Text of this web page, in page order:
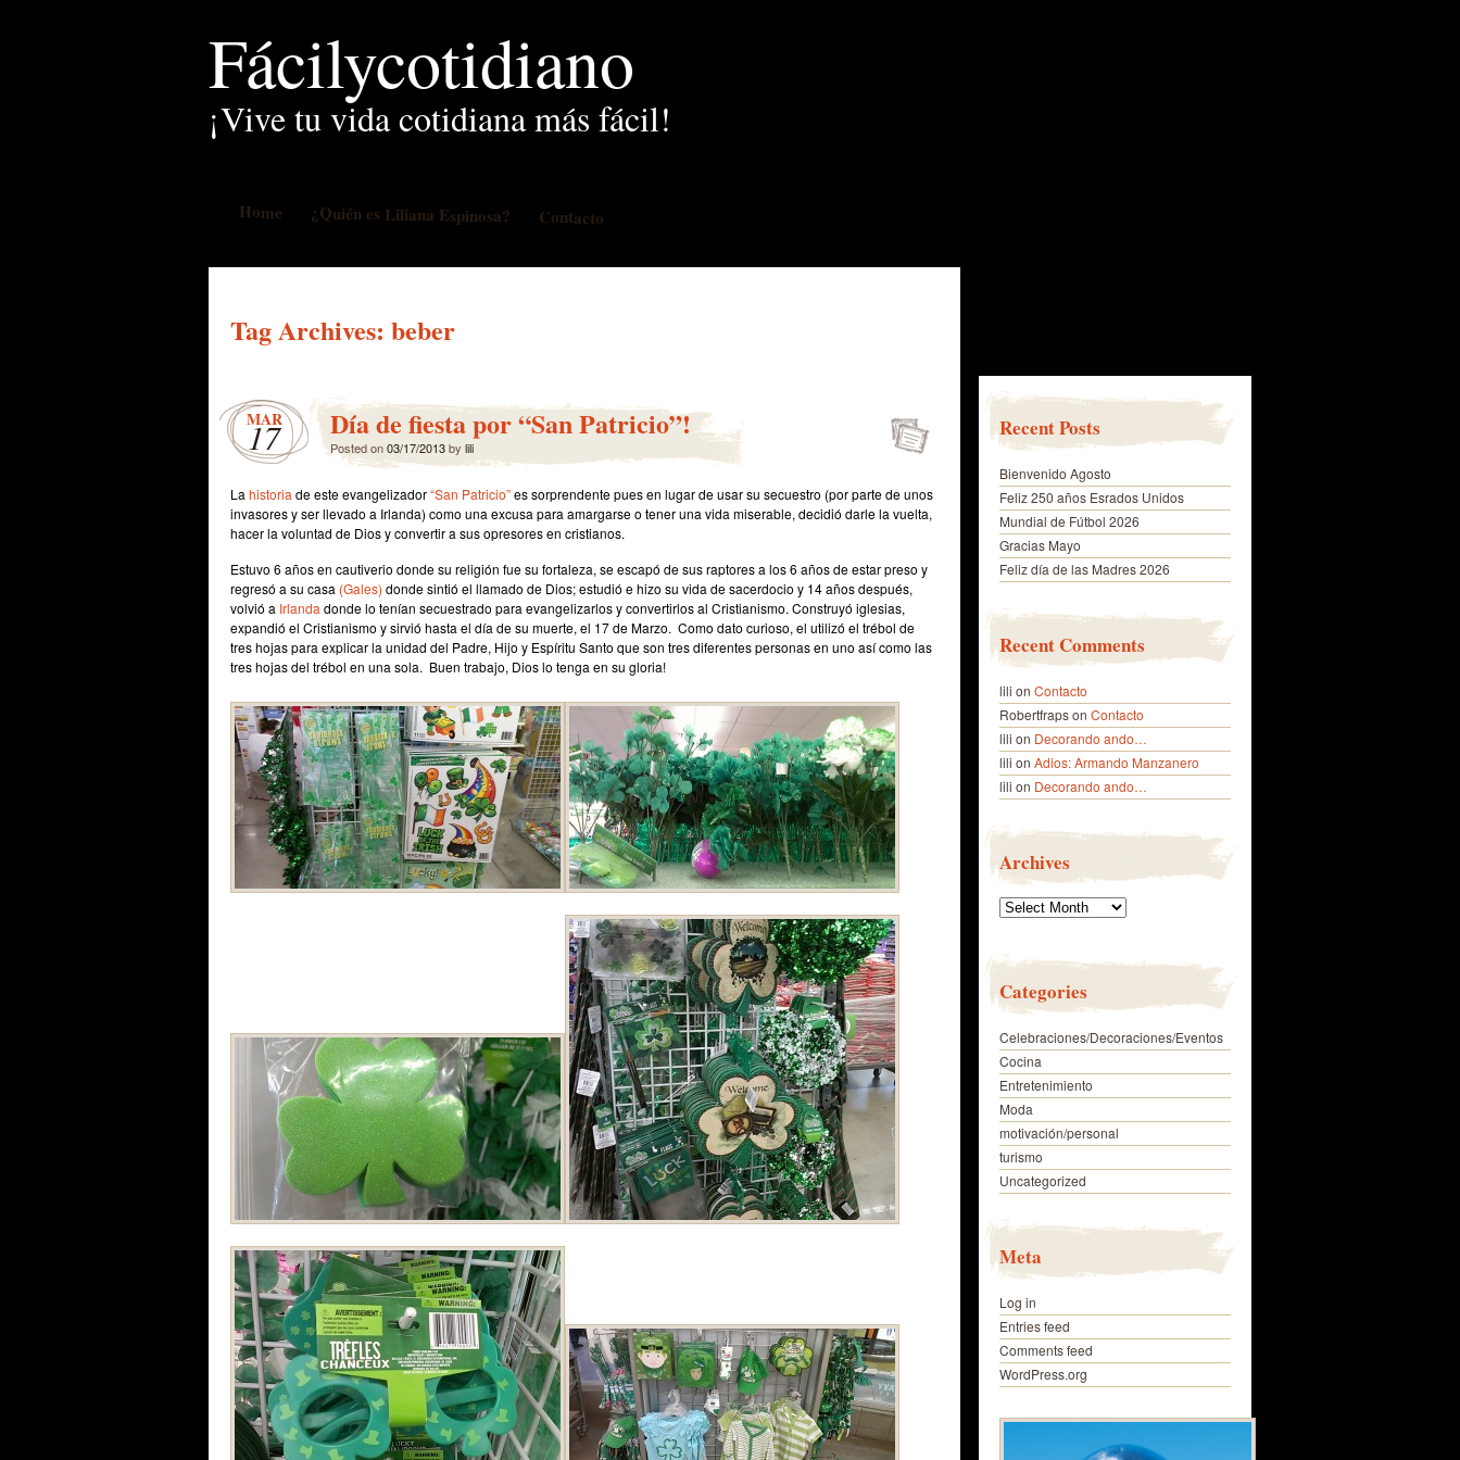
Fácilycotidiano
¡Vive tu vida cotidiana más fácil!
Home ¿Quién es Liliana Espinosa? Contacto
Tag Archives: beber
MAR
17 Día de fiesta por “San Patricio”!
Posted on03/17/2013by lili
La historia de este evangelizador“San Patricio”es sorprendente pues en lugar de usar su secuestro (por parte de unos
invasores y ser llevado a Irlanda) como una excusa para amargarse o tener una vida miserable, decidió darle la vuelta,
hacer la voluntad de Dios y convertir a sus opresores en cristianos.
Estuvo 6 años en cautiverio donde su religión fue su fortaleza, se escapó de sus raptores a los 6 años de estar preso y
regresó a su casa (Gales) donde sintió el llamado de Dios; estudió e hizo su vida de sacerdocio y 14 años después,
volvió a Irlanda donde lo tenían secuestrado para evangelizarlos y convertirlos al Cristianismo. Construyó iglesias,
expandió el Cristianismo y sirvió hasta el día de su muerte, el 17 de Marzo. Como dato curioso, el utilizó el trébol de
tres hojas para explicar la unidad del Padre, Hijo y Espíritu Santo que son tres diferentes personas en uno así como las
tres hojas del trébol en una sola. Buen trabajo, Dios lo tenga en su gloria!
Recent Posts
Bienvenido Agosto
Feliz 250 años Esrados Unidos
Mundial de Fútbol 2026
Gracias Mayo
Feliz día de las Madres 2026
Recent Comments
lili on Contacto
Robertfrapson Contacto
lili on Decorando ando…
lili on Adios: Armando Manzanero
lili on Decorando ando…
Archives
Archives
Categories
Celebraciones/Decoraciones/Eventos
Cocina
Entretenimiento
Moda
motivación/personal
turismo
Uncategorized
Meta
Log in
Entries feed
Comments feed
WordPress.org